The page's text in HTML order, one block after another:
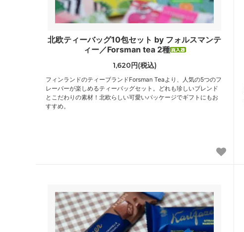
北欧ティーバッグ10包セット by フォルスマンテ
ィー／Forsman tea 2種
1,620円(税込)
フィンランドのティーブランドForsman Teaより、人気の5つのフ
レーバーが楽しめるティーバッグセット。どれも珍しいブレンド
とこだわりの素材！北欧らしい可愛いパッケージでギフトにもお
すすめ。